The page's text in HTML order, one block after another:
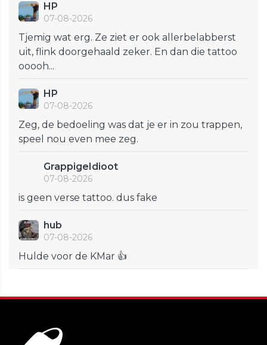
HP
07-08-2026
Tjemig wat erg. Ze ziet er ook allerbelabberst
uit, flink doorgehaald zeker. En dan die tattoo
ooooh...
HP
07-08-2026
Zeg, de bedoeling was dat je er in zou trappen,
speel nou even mee zeg.
GrappigeIdioot
07-08-2026
is geen verse tattoo. dus fake
hub
07-08-2026
Hulde voor de KMar 👍